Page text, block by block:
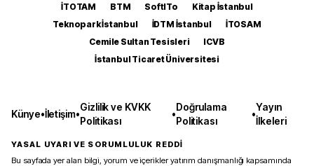
İTOTAM BTM SoftITo
Kitap İstanbul
Teknopark İstanbul
İDTM İstanbul
İTOSAM
Cemile Sultan Tesisleri
ICVB
İstanbul Ticaret Üniversitesi
Künye•İletişim•
Gizlilik ve KVKK
Politikası
•
Doğrulama
Politikası
•
Yayın
İlkeleri
YASAL UYARI VE SORUMLULUK REDDİ
Bu sayfada yer alan bilgi, yorum ve içerikler yatırım danışmanlığı kapsamında